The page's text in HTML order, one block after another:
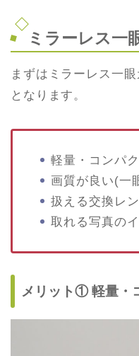
ミラーレス一
まずはミラーレス一
となります。
軽量・コンパク
画質が良い(一
扱える交換レ
取れる写真の
メリット① 軽量・